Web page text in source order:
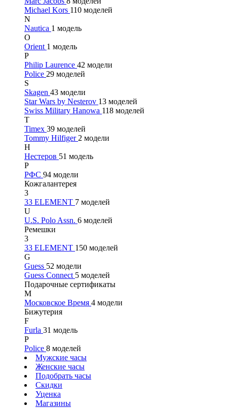
Michael Kors 110 моделей
N
Nautica 1 модель
O
Orient 1 модель
P
Philip Laurence 42 модели
Police 29 моделей
S
Skagen 43 модели
Star Wars by Nesterov 13 моделей
Swiss Military Hanowa 118 моделей
T
Timex 39 моделей
Tommy Hilfiger 2 модели
Н
Нестеров 51 модель
Р
РФС 94 модели
Кожгалантерея
3
33 ELEMENT 7 моделей
U
U.S. Polo Assn. 6 моделей
Ремешки
3
33 ELEMENT 150 моделей
G
Guess 52 модели
Guess Connect 5 моделей
Подарочные сертификаты
М
Московское Время 4 модели
Бижутерия
F
Furla 31 модель
P
Police 8 моделей
Мужские часы
Женские часы
Подобрать часы
Скидки
Уценка
Магазины